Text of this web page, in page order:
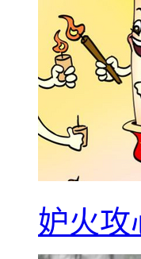
妒火攻